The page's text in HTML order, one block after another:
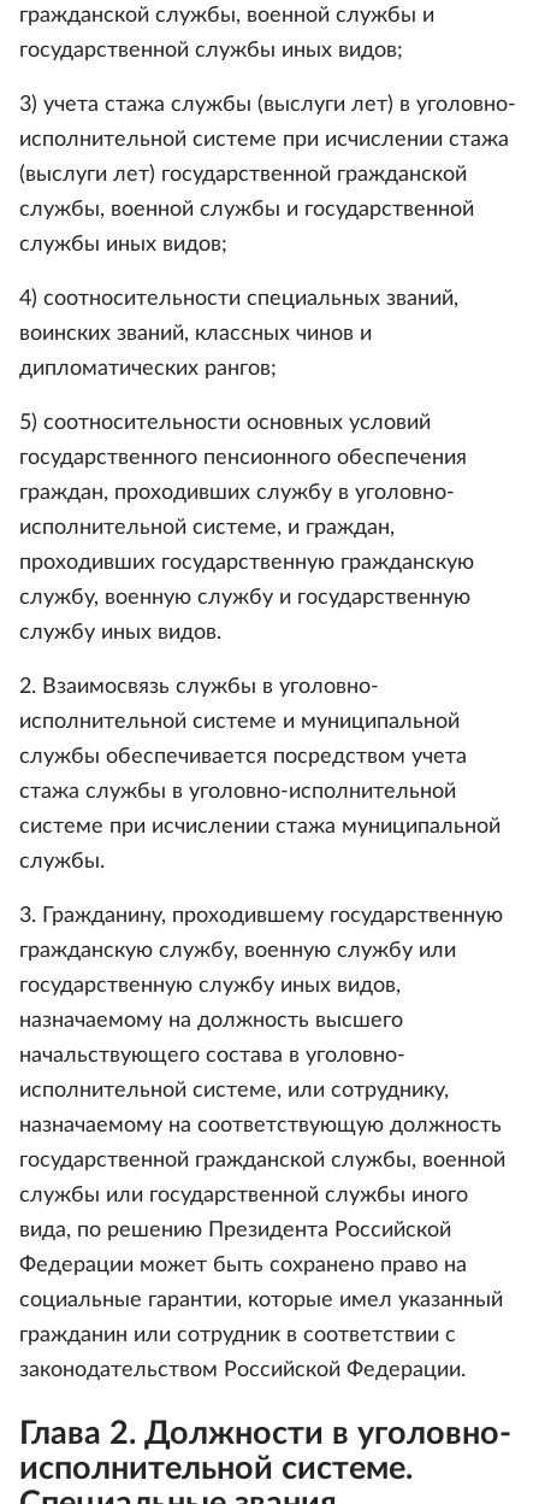
гражданской службы, военной службы и
государственной службы иных видов;
3) учета стажа службы (выслуги лет) в уголовно-
исполнительной системе при исчислении стажа
(выслуги лет) государственной гражданской
службы, военной службы и государственной
службы иных видов;
4) соотносительности специальных званий,
воинских званий, классных чинов и
дипломатических рангов;
5) соотносительности основных условий
государственного пенсионного обеспечения
граждан, проходивших службу в уголовно-
исполнительной системе, и граждан,
проходивших государственную гражданскую
службу, военную службу и государственную
службу иных видов.
2. Взаимосвязь службы в уголовно-
исполнительной системе и муниципальной
службы обеспечивается посредством учета
стажа службы в уголовно-исполнительной
системе при исчислении стажа муниципальной
службы.
3. Гражданину, проходившему государственную
гражданскую службу, военную службу или
государственную службу иных видов,
назначаемому на должность высшего
начальствующего состава в уголовно-
исполнительной системе, или сотруднику,
назначаемому на соответствующую должность
государственной гражданской службы, военной
службы или государственной службы иного
вида, по решению Президента Российской
Федерации может быть сохранено право на
социальные гарантии, которые имел указанный
гражданин или сотрудник в соответствии с
законодательством Российской Федерации.
Глава 2. Должности в уголовно-
исполнительной системе.